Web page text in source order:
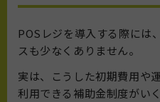
POSレジを導入する際には
スも少なくありません。
実は、こうした初期費用や
利用できる補助金制度がい